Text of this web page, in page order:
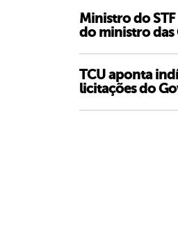
Ministro do
do ministro das
TCU aponta
licitações do